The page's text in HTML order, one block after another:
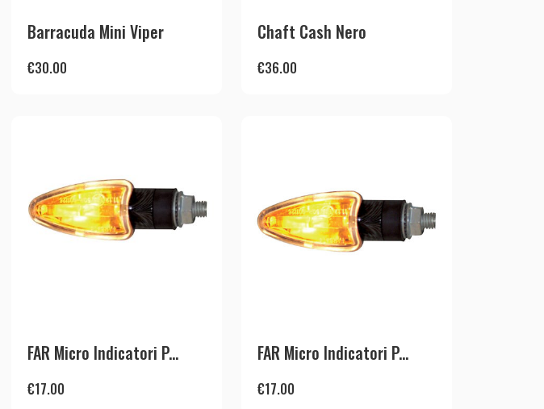
Barracuda Mini Viper
€30.00
Chaft Cash Nero
€36.00
FAR Micro Indicatori P...
€17.00
FAR Micro Indicatori P...
€17.00